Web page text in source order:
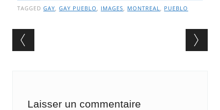
TAGGEDGAY ,GAY PUEBLO IMAGES MONTREAL PUEBLO
Post navigation
Laisser un commentaire